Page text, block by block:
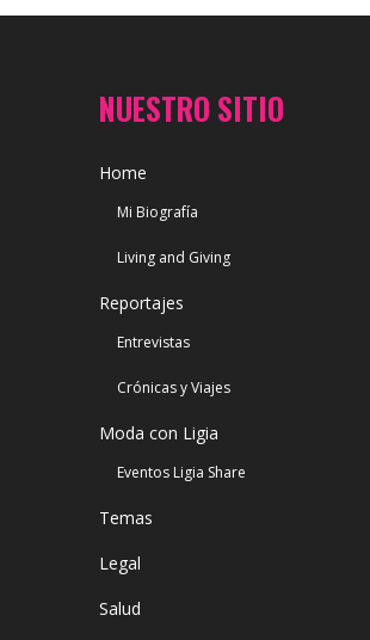
NUESTRO SITIO
Home
Mi Biografía
Living and Giving
Reportajes
Entrevistas
Crónicas y Viajes
Moda con Ligia
Eventos Ligia Share
Temas
Legal
Salud